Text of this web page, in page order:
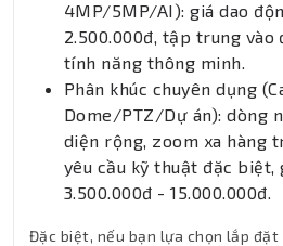
4MP/5MP/AI): giá dao
2.500.000đ, tập trung vào
tính năng thông minh.
Phân khúc chuyên dụng
Dome/PTZ/Dự án): dòng
diện rộng, zoom xa hàng
yêu cầu kỹ thuật đặc biệt,
3.500.000đ - 15.000.000đ.
Đặc biệt, nếu bạn lựa chọn lắp